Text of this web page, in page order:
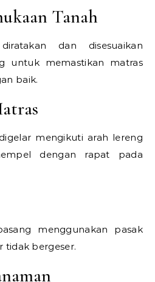
Tanah
dan disesuaikan
untuk memastikan matras
baik.
mengikuti arah lereng
dengan rapat pada
menggunakan pasak
tidak bergeser.